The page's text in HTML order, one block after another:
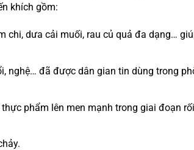
khích gồm:
chi, dưa cải muối, rau củ quả đa dạng…
nghệ… đã được dân gian tin dùng trong
phẩm lên men mạnh trong giai đoạn rối